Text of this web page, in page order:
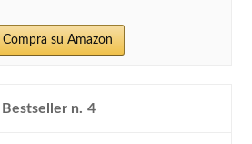
Compra su Amazon
4